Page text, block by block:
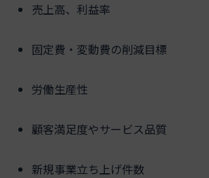
売上高、利益率
固定費・変動費の削減目標
労働生産性
顧客満足度やサービス品質
新規事業立ち上げ件数